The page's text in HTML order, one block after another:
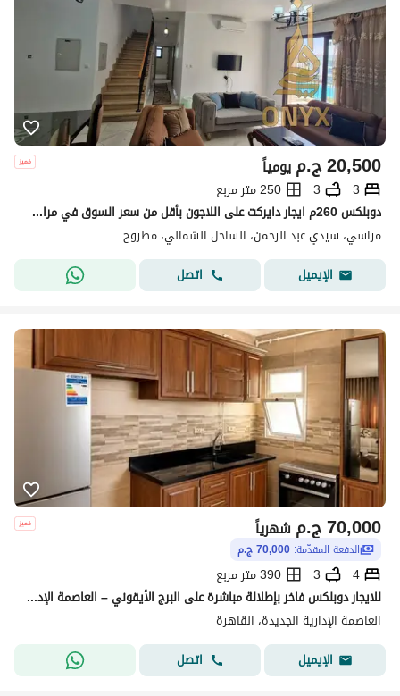
ج.م20,500 يومياً
3
3
250 متر مربع
دوبلكس 260م ايجار دايركت على اللاجون بأقل من سعر السوق في مراسي بلانكا بالساحل الشمالي - Marassi Blanca in North Coast
مراسي، سيدي عبد الرحمن، الساحل الشمالي، مطروح
الإيميل
اتصل
ج.م70,000 شهرياً
الدفعة المقدّمة: 70,000 ج.م
4
3
390 متر مربع
للايجار دوبلكس فاخر بإطلالة مباشرة على البرج الأيقوني – العاصمة الإدارية الجديدة مساحة 390 متر
العاصمة الإدارية الجديدة، القاهرة
الإيميل
اتصل